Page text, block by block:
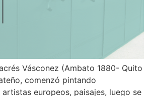
Vásconez (Ambato 1880- Quito
comenzó pintando
europeos, paisajes, luego se